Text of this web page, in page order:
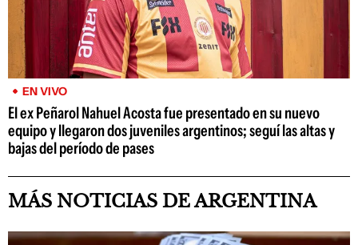
EN VIVO
El ex Peñarol Nahuel Acosta fue presentado en su nuevo
equipo y llegaron dos juveniles argentinos; seguí las altas y
bajas del período de pases
MÁS NOTICIAS DE ARGENTINA